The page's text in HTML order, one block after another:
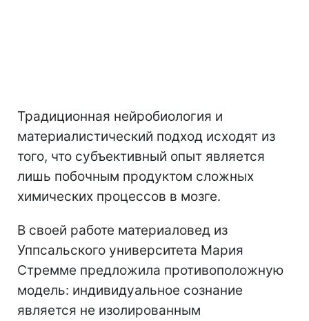
Традиционная нейробиология и
материалистический подход исходят из
того, что субъективный опыт является
лишь побочным продуктом сложных
химических процессов в мозге.
В своей работе материаловед из
Уппсальского университета Мария
Стремме предложила противоположную
модель: индивидуальное сознание
является не изолированным